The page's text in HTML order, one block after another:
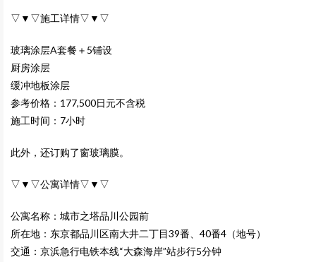
▽▼▽施工详情▽▼▽
玻璃涂层A套餐＋5铺设
厨房涂层
缓冲地板涂层
参考价格：177,500日元不含税
施工时间：7小时
此外，还订购了窗玻璃膜。
▽▼▽公寓详情▽▼▽
公寓名称： 城市之塔品川公园前
所在地：东京都品川区南大井二丁目39番、40番4（地号）
交通：京浜急行电铁本线“大森海岸”站步行5分钟